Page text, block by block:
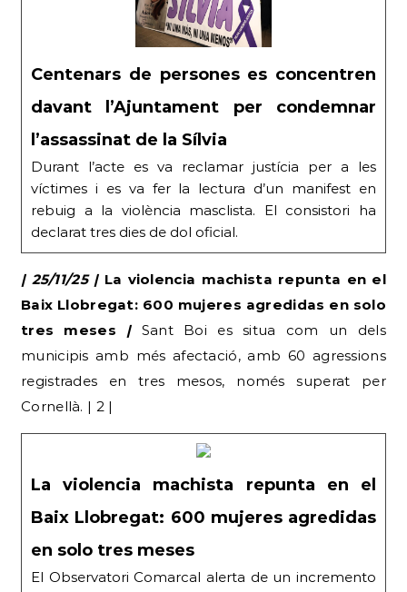
Centenars de persones es concentren
davant l’Ajuntament per condemnar
l’assassinat de la Sílvia
Durant l’acte es va reclamar justícia per a les
víctimes i es va fer la lectura d’un manifest en
rebuig a la violència masclista. El consistori ha
declarat tres dies de dol oficial.
| 25/11/25 | La violencia machista repunta en el
Baix Llobregat: 600 mujeres agredidas en solo
tres meses | Sant Boi es situa com un dels
municipis amb més afectació, amb 60 agressions
registrades en tres mesos, només superat per
Cornellà. | 2 |
La violencia machista repunta en el
Baix Llobregat: 600 mujeres agredidas
en solo tres meses
El Observatori Comarcal alerta de un incremento